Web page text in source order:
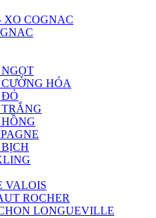
XO COGNAC
HÓA
ĐỎ
VALOIS
ROCHER
LONGUEVILLE